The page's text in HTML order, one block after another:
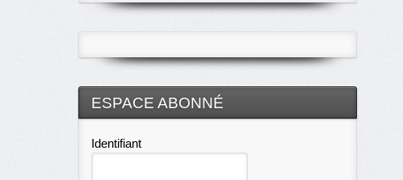
ESPACE ABONNÉ
Identifiant